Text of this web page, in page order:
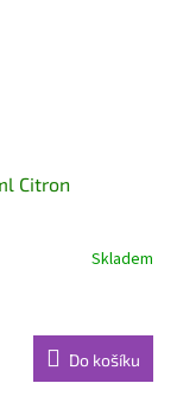
Citron
Skladem
Do košíku